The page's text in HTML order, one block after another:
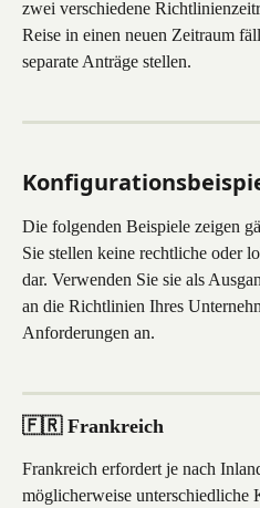
zwei verschiedene
Reise in einen neuen Zeitraum
separate Anträge stellen.
Die folgenden Beispiele zeigen
Sie stellen keine rechtliche oder
dar. Verwenden Sie sie als
an die Richtlinien Ihres
Anforderungen an.
🇫🇷 Frankreich
Frankreich erfordert je nach
möglicherweise unterschiedliche